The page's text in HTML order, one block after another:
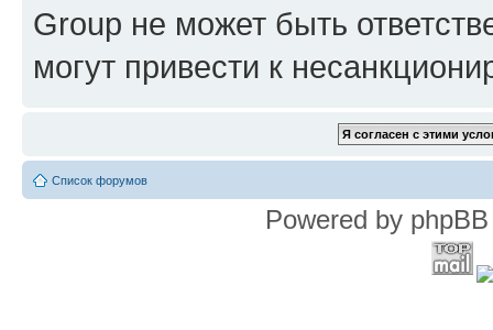
Group не может быть
могут привести к
Список форумов
Powered by